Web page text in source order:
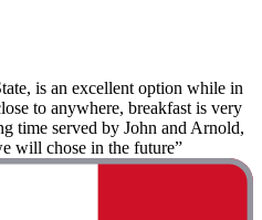
is an excellent option while in
to anywhere, breakfast is very
time served by John and Arnold,
will chose in the future”